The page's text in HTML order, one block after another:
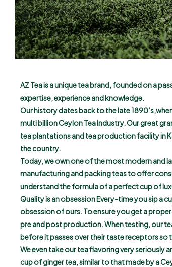
AZ Tea is a unique tea brand, founded on a
expertise, experience and knowledge.
Our history dates back to the late
multi billion Ceylon Tea Industry. Our great
tea plantations and tea production facility in
the country.
Today, we own one of the most modern and
manufacturing and packing teas to offer
understand the formula of a perfect cup of
Quality is an obsession Every-time you sip a
obsession of ours. To ensure you get a
pre and post production. When testing, our
before it passes over their taste receptors so
We even take our tea flavoring very seriously
cup of ginger tea, similar to that made by a